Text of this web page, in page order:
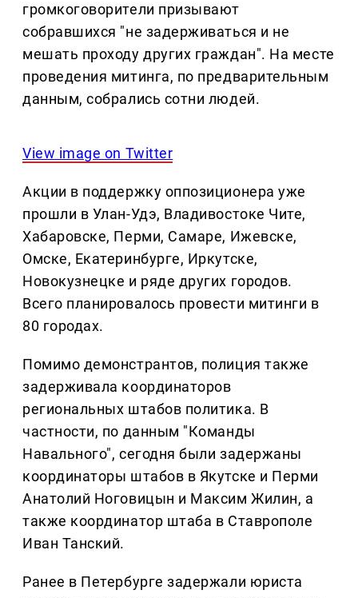
громкоговорители призывают
собравшихся "не задерживаться и не
мешать проходу других граждан". На месте
проведения митинга, по предварительным
данным, собрались сотни людей.
View image on Twitter
Акции в поддержку оппозиционера уже
прошли в Улан-Удэ, Владивостоке Чите,
Хабаровске, Перми, Самаре, Ижевске,
Омске, Екатеринбурге, Иркутске,
Новокузнецке и ряде других городов.
Всего планировалось провести митинги в
80 городах.
Помимо демонстрантов, полиция также
задерживала координаторов
региональных штабов политика. В
частности, по данным "Команды
Навального", сегодня были задержаны
координаторы штабов в Якутске и Перми
Анатолий Ноговицын и Максим Жилин, а
также координатор штаба в Ставрополе
Иван Танский.
Ранее в Петербурге задержали юриста